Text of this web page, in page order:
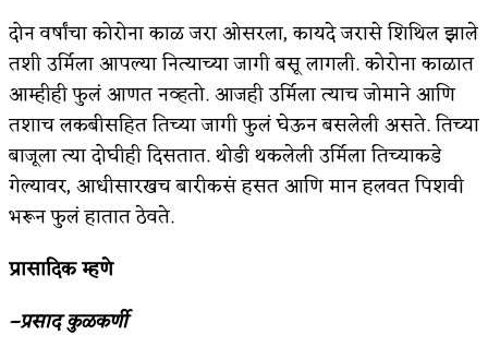
दोन वर्षांचा कोरोना काळ जरा ओसरला, कायदे जरासे शिथिल झाले
तशी उर्मिला आपल्या नित्याच्या जागी बसू लागली. कोरोना काळात
आम्हीही फुलं आणत नव्हतो. आजही उर्मिला त्याच जोमाने आणि
तशाच लकबीसहित तिच्या जागी फुलं घेऊन बसलेली असते. तिच्या
बाजूला त्या दोघीही दिसतात. थोडी थकलेली उर्मिला तिच्याकडे
गेल्यावर, आधीसारखच बारीकसं हसत आणि मान हलवत पिशवी
भरून फुलं हातात ठेवते.
प्रासादिक म्हणे
–प्रसाद कुळकर्णी